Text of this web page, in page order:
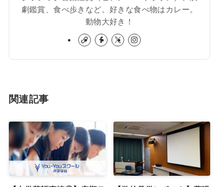
劇鑑賞、食べ歩きなど。好きな食べ物はカレー。
動物大好き！
関連記事